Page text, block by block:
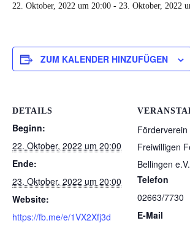
22. Oktober, 2022 um 20:00 - 23. Oktober, 2022
ZUM KALENDER HINZUFÜGEN
DETAILS
Beginn:
22. Oktober, 2022 um 20:00
Ende:
23. Oktober, 2022 um 20:00
Website:
https://fb.me/e/1VX2Xfj3d
Förderverein
Freiwilligen
Bellingen e.V.
Telefon
02663/7730
E-Mail